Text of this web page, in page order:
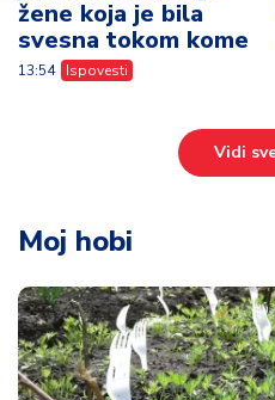
žene koja je bila
svesna tokom kome
13:54 Ispovesti
Vidi
Moj hobi